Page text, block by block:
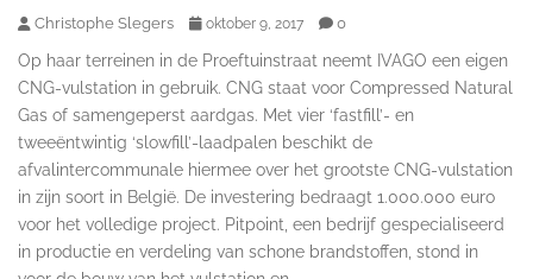
Christophe Slegers oktober 9, 2017 0
Op haar terreinen in de Proeftuinstraat neemt IVAGO een eigen
CNG-vulstation in gebruik. CNG staat voor Compressed Natural
Gas of samengeperst aardgas. Met vier ‘fastfill’- en
tweeëntwintig ‘slowfill’-laadpalen beschikt de
afvalintercommunale hiermee over het grootste CNG-vulstation
in zijn soort in België. De investering bedraagt 1.000.000 euro
voor het volledige project. Pitpoint, een bedrijf gespecialiseerd
in productie en verdeling van schone brandstoffen, stond in